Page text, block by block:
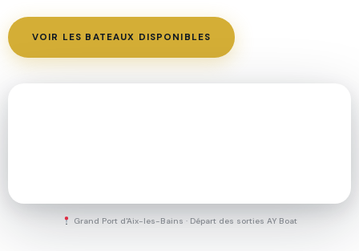
VOIR LES BATEAUX DISPONIBLES
Grand Port d'Aix-les-Bains · Départ des sorties AY Boat